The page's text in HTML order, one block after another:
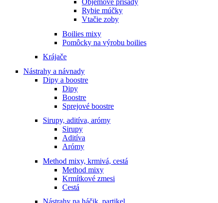
Objemové prísady
Rybie múčky
Vtačie zoby
Boilies mixy
Pomôcky na výrobu boilies
Krájače
Nástrahy a návnady
Dipy a boostre
Dipy
Boostre
Sprejové boostre
Sirupy, aditíva, arómy
Sirupy
Aditíva
Arómy
Method mixy, krmivá, cestá
Method mixy
Krmítkové zmesi
Cestá
Nástrahy na háčik, partikel